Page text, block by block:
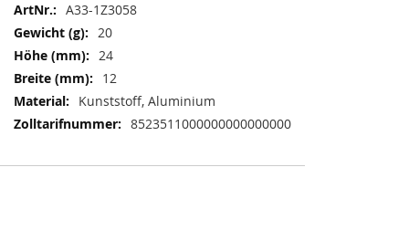
Weitere
Informationen
A33-1Z3058
20
24
12
Kunststoff, Aluminium
8523511000000000000000